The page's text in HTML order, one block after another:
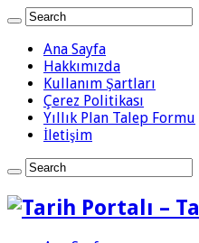
Ana Sayfa
Hakkımızda
Kullanım Şartları
Çerez Politikası
Yıllık Plan Talep Formu
İletişim